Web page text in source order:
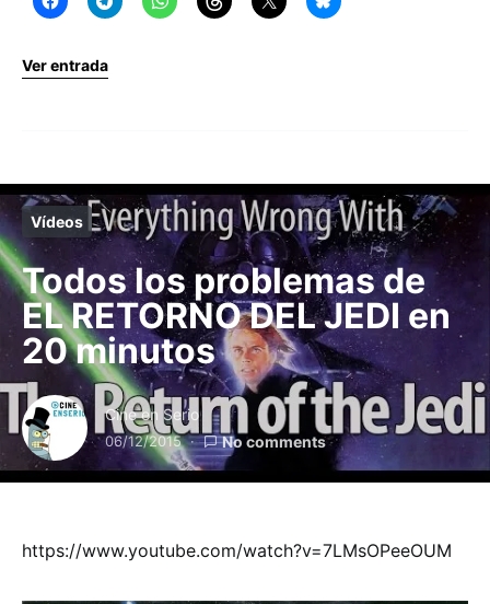
Ver entrada
Vídeos
Todos los problemas de
EL RETORNO DEL JEDI en
20 minutos
Cine en Serio
06/12/2015 No comments
https://www.youtube.com/watch?v=7LMsOPeeOUM